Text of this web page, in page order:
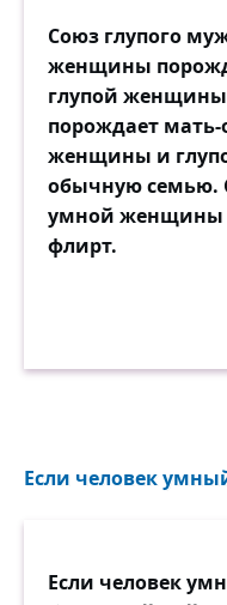
Союз глупого
женщины
глупой
порождает
женщины и
обычную семью.
умной женщины
флирт.
Если человек
Если человек